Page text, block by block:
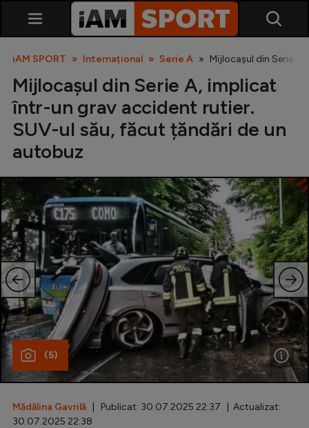
SuperLiga
Liga 2
Cupa României
Echipa Națională
U21
Fotbal feminin
Special
Diverse
Inedit
Clasamente
iAM SPORT Internațional Serie A Mijlocașul din Serie
Mijlocașul din Serie A, implicat
într-un grav accident rutier.
SUV-ul său, făcut țăndări de un
autobuz
(5)
Mădălina Gavrilă | Publicat: 30.07.2025 22:37 | Actualizat:
30.07.2025 22:38